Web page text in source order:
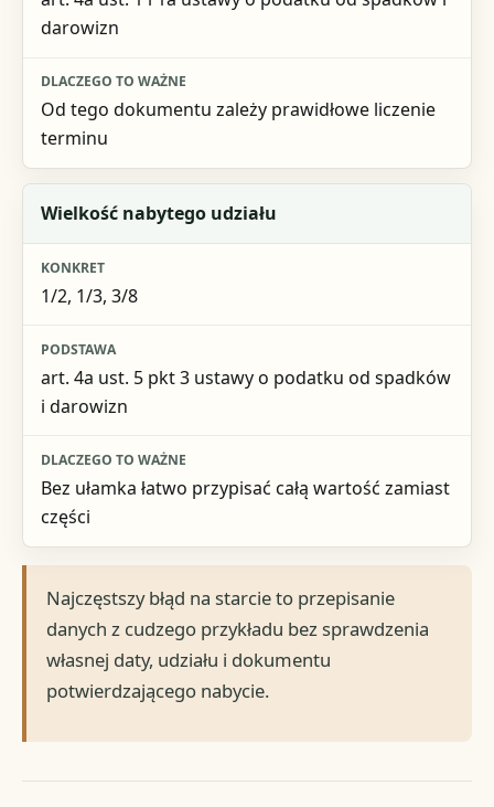
darowizn
Od tego dokumentu zależy prawidłowe liczenie
terminu
Wielkość nabytego udziału
1/2, 1/3, 3/8
art. 4a ust. 5 pkt 3 ustawy o podatku od spadków
i darowizn
Bez ułamka łatwo przypisać całą wartość zamiast
części
Najczęstszy błąd na starcie to przepisanie
danych z cudzego przykładu bez sprawdzenia
własnej daty, udziału i dokumentu
potwierdzającego nabycie.